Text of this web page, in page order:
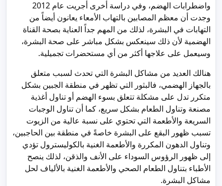
واضطرابات الهضم، وفي دراسة أخرى أجريت عام 2012
وجدت أن معظم المصابين بالتهاب الأمعاء يعانون أيضاً من
التهابات في البشرة، لذلك من المهم جداً العناية بصحة القناة
الهضمية لأن ذلك سينعكس بشكل مباشر على صحة البشرة،
وسيعمل على علاجها أكثر من أي مستحضرات تجميلية.
هنالك العديد من مشاكل البشرة التي تحدث لسبب متعلق
بالجهاز الهضمي، فالبثور التي تظهر في منطقة الجبين بشكل
متكرر تدل على مشكلة تتعلق بسوء الهضم أو تناول أغذية
مصنعة وتناول الطعام بشكل سريع، كما أن تناول الوجبات
السريعة والأطعمة التي تحتوي على نسبة عالية من الزيوت
تسبب ظهور البقع على البشرة خاصةً في منطقة بين الحاجبين،
وتناول الدهون المكررة والأطعمة الغنية بالكوليسترول تؤدي
إلى ظهور الرؤوس السوداء على الأنف والذقن، لذلك ينصح
الأطباء بتناول الطعام الصحي والأطعمة الغنية بالألياف لحل
مشاكل البشرة.